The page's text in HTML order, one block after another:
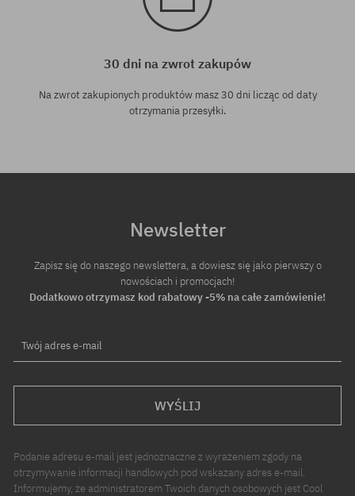
30 dni na zwrot zakupów
Na zwrot zakupionych produktów masz 30 dni licząc od daty
otrzymania przesyłki.
Newsletter
Zapisz się do naszego newslettera, a dowiesz się jako pierwszy o
nowościach i promocjach!
Dodatkowo otrzymasz kod rabatowy -5% na całe zamówienie!
Twój adres e-mail
WYŚLIJ
Podanie adresu e-mail jest jednoznaczne z wyrażeniem zgody na
otrzymywanie informacji handlowych pod wskazany adres e-mail.
Informujemy, że administratorem Twoich danych osobowych jest Cool